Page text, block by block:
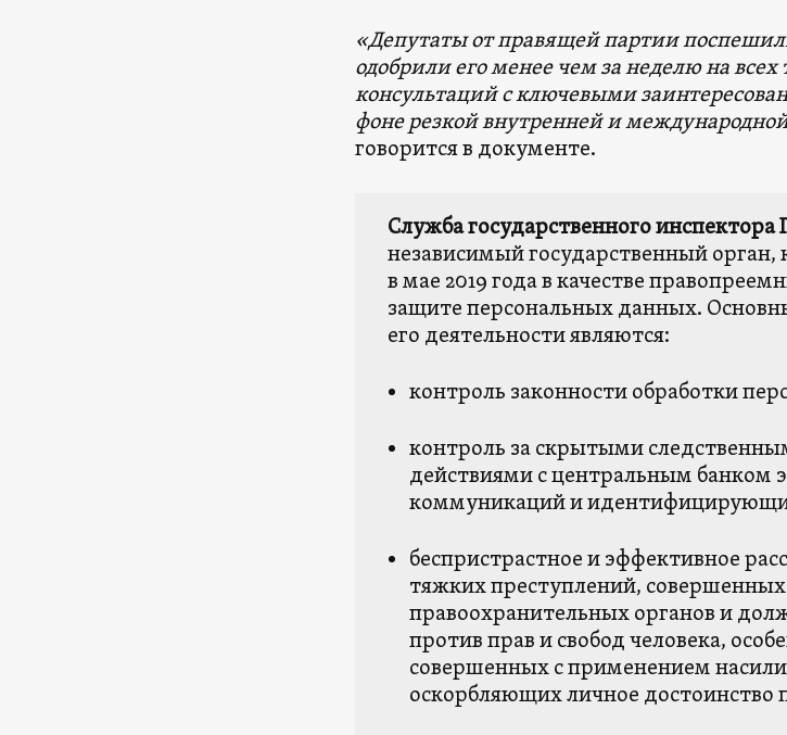
«Депутаты от правящей партии
одобрили его менее чем за неделю на
консультаций с ключевыми
фоне резкой внутренней и
говорится в документе.
Служба государственного инспектора
независимый государственный орган,
в мае 2019 года в качестве
защите персональных данных.
его деятельности являются:
контроль законности обработки
контроль за скрытыми
действиями с центральным банком
коммуникаций и
беспристрастное и эффективное
тяжких преступлений,
правоохранительных органов и
против прав и свобод человека,
совершенных с применением
оскорбляющих личное достоинство